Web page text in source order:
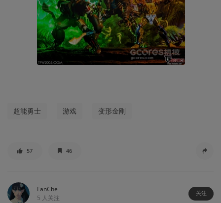
超能勇士 游戏 变形金刚
57 46
FanChe
5 人关注
关注